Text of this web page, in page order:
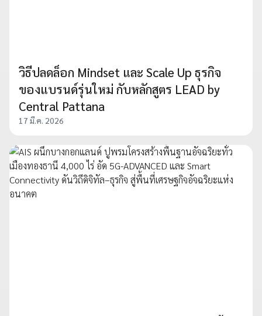
วิธีปลดล็อก Mindset และ Scale Up ธุรกิจ
ของแบรนด์รุ่นใหม่ กับหลักสูตร LEAD by
Central Pattana
17 มี.ค. 2026